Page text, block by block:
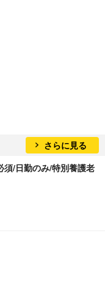
さらに見る
須/日勤のみ/特別養護老